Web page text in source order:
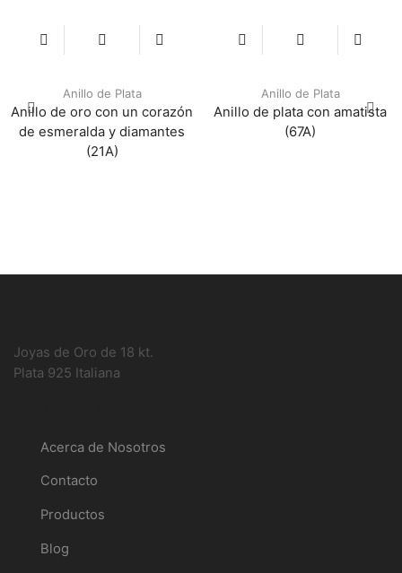
Anillo de Plata
Anillo de oro con un corazón
de esmeralda y diamantes
(21A)
Anillo de Plata
Anillo de plata con amatista
(67A)
Joyas de Oro de 18 kt.
Plata 925 Italiana
Acerca de Nosotros
Contacto
Productos
Blog